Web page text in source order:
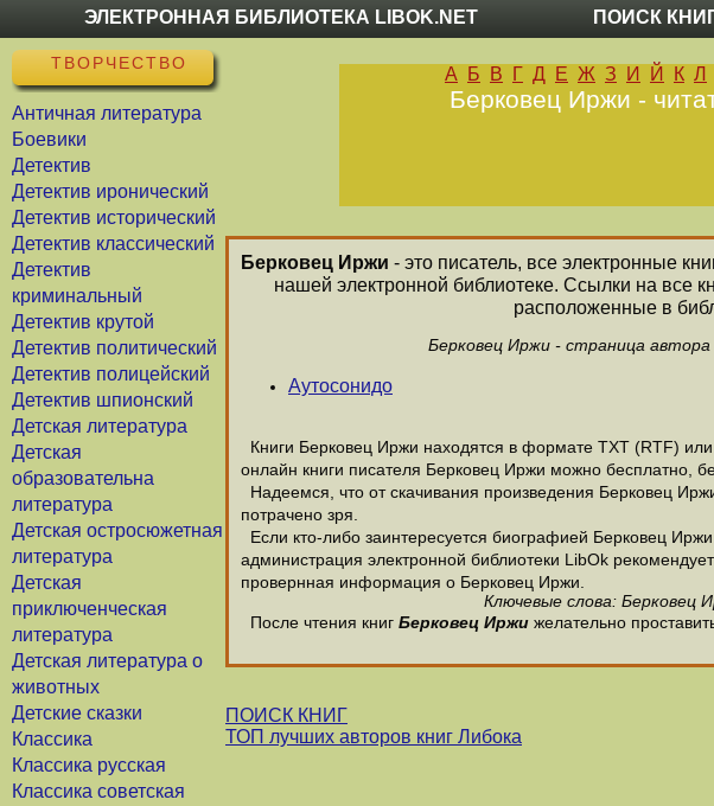
ЭЛЕКТРОННАЯ БИБЛИОТЕКА LIBOK.NET ПОИСК
ТВОРЧЕСТВО
Античная литература
Боевики
Детектив
Детектив иронический
Детектив исторический
Детектив классический
Детектив
криминальный
Детектив крутой
Детектив политический
Детектив полицейский
Детектив шпионский
Детская литература
Детская
образовательна
литература
Детская остросюжетная
литература
Детская
приключенческая
литература
Детская литература о
животных
Детские сказки
Классика
Классика русская
Классика советская
А Б В Г Д Е Ж З И Й К Л
Берковец Иржи -
Берковец Иржи - это писатель, все электронные
нашей электронной библиотеке. Ссылки на все
расположенные в
Берковец Иржи - страница
Аутосонидо
Книги Берковец Иржи находятся в формате ТХТ (RTF) или
онлайн книги писателя Берковец Иржи можно бесплатно,
Надеемся, что от скачивания произведения Берковец
потрачено зря.
Если кто-либо заинтересуется биографией Берковец
администрация электронной библиотеки LibOk
провернная информация о Берковец Иржи.
Ключевые слова: Берковец
После чтения книг Берковец Иржи желательно
ПОИСК КНИГ
ТОП лучших авторов книг Либока